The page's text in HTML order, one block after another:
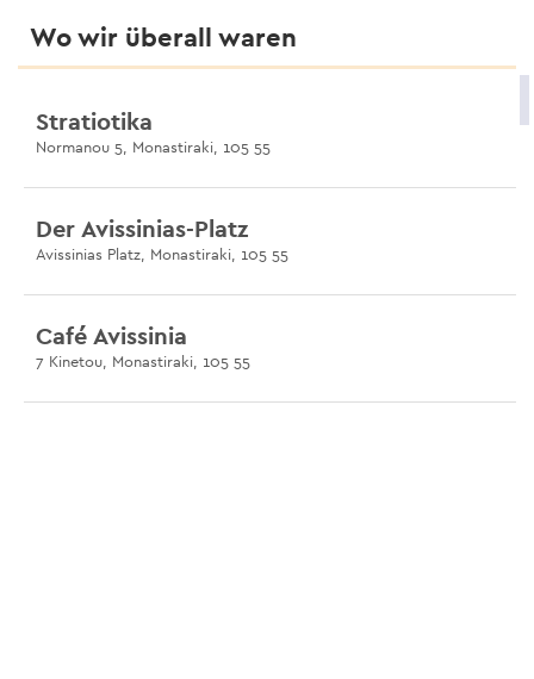
Wo wir überall waren
Stratiotika
Normanou 5, Monastiraki, 105 55
Der Avissinias-Platz
Avissinias Platz, Monastiraki, 105 55
Café Avissinia
7 Kinetou, Monastiraki, 105 55